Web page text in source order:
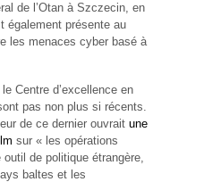
de l’Otan à Szczecin, en
également présente au
les menaces cyber basé à
Centre d’excellence en
pas non plus si récents.
de ce dernier ouvrait une
sur « les opérations
outil de politique étrangère,
baltes et les